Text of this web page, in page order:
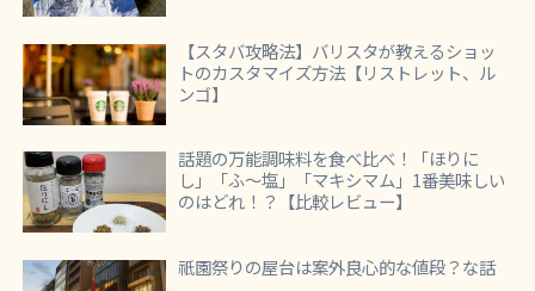
【スタバ攻略法】バリスタが教えるショッ
トのカスタマイズ方法【リストレット、ル
ンゴ】
話題の万能調味料を食べ比べ！「ほりに
し」「ふ～塩」「マキシマム」1番美味しい
のはどれ！？【比較レビュー】
祇園祭りの屋台は案外良心的な値段？な話